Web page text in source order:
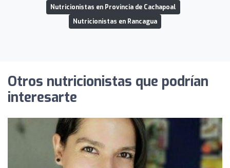
Nutricionistas en Provincia de Cachapoal
Nutricionistas en Rancagua
Otros nutricionistas que podrían
interesarte